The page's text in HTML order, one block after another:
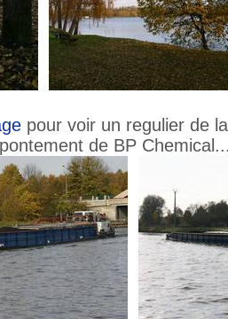
pour voir un regulier de
de BP